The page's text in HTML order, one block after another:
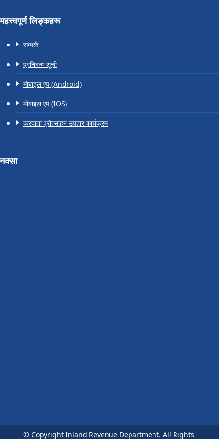
महत्त्वपूर्ण लिङ्कहरू
सम्पर्क
प्रतिबन्ध सूची
मोबाइल एप (Android)
मोबाइल एप (IOS)
करदाता प्रोत्साहन उपहार कार्यक्रम
नक्सा
© Copyright Inland Revenue Department. All Rights